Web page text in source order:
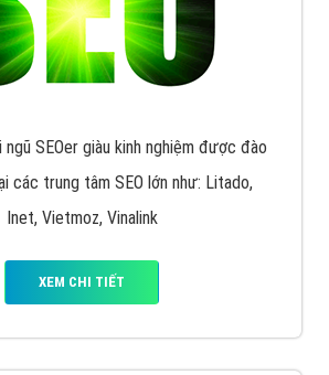
SEOer giàu kinh nghiệm được đào
các trung tâm SEO lớn như: Litado,
Inet, Vietmoz, Vinalink
XEM CHI TIẾT